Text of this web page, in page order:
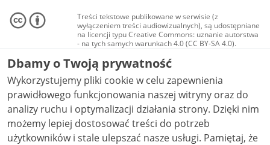
Treści tekstowe publikowane w serwisie (z
wyłączeniem treści audiowizualnych), są udostępniane
na licencji typu Creative Commons: uznanie autorstwa
- na tych samych warunkach 4.0 (CC BY-SA 4.0).
Materiały audiowizualne, w tym zdjęcia, materiały
audio i wideo, są udostępniane na licencji typu
Creative Commons: uznanie autorstwa użycie
niekomercyjne - bez utworów zależnych 4.0 (CC BY-
NC-ND 4.0), o ile nie jest to stwierdzone inaczej.
Dbamy o Twoją prywatność
Wykorzystujemy pliki cookie w celu zapewnienia
prawidłowego funkcjonowania naszej witryny oraz do
analizy ruchu i optymalizacji działania strony. Dzięki nim
możemy lepiej dostosować treści do potrzeb
użytkowników i stale ulepszać nasze usługi. Pamiętaj, że